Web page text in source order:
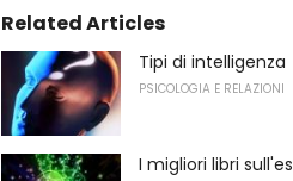
Related Articles
Tipi di intelligenza
PSICOLOGIA E RELAZIONI
I migliori libri